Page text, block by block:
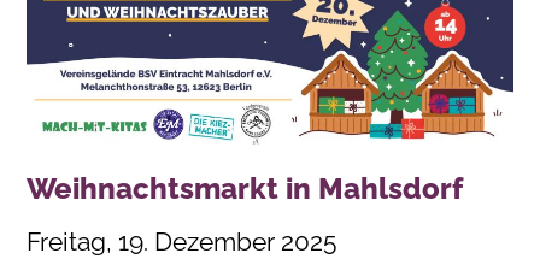
Weihnachtsmarkt in Mahlsdorf
Freitag, 19. Dezember 2025